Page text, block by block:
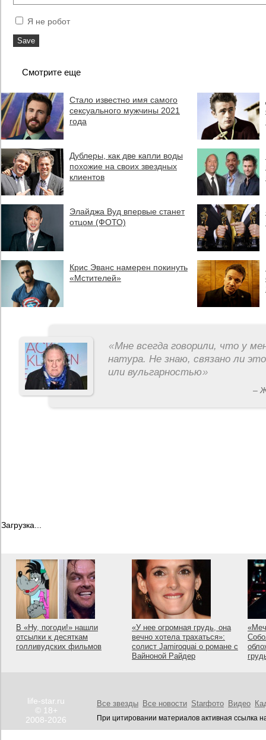
Я не робот
Смотрите еще
Стало известно имя самого
сексуального мужчины 2021
года
Дублеры, как две капли воды
похожие на своих звездных
клиентов
Элайджа Вуд впервые станет
отцом (ФОТО)
Крис Эванс намерен покинуть
«Мстителей»
«Мне всегда говорили, что у
натура. Не знаю, связано ли
или вульгарностью»
–
Загрузка...
В «Ну, погоди!» нашли
отсылки к десяткам
голливудских фильмов
«У нее огромная грудь, она
вечно хотела трахаться»:
солист Jamiroquai о романе с
Вайноной Райдер
life-star.ru
© 18+
2008-2026
Все звезды Все новости Starфото Видео
При цитировании материалов активная ссылка